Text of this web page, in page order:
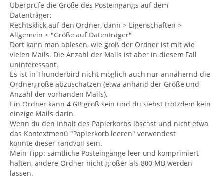
Überprüfe die Größe des Posteingangs auf dem
Datenträger:
Rechtsklick auf den Ordner, dann > Eigenschaften >
Allgemein > "Größe auf Datenträger"
Dort kann man ablesen, wie groß der Ordner ist mit wie
vielen Mails. Die Anzahl der Mails ist aber in diesem Fall
uninteressant.
Es ist in Thunderbird nicht möglich auch nur annähernd die
Ordnergröße abzuschätzen (etwa anhand der Größe und
Anzahl der vorhanden Mails).
Ein Ordner kann 4 GB groß sein und du siehst trotzdem kein
einzige Mails darin.
Wenn du den Inhalt des Papierkorbs löschst und nicht etwa
das Kontextmenü "Papierkorb leeren" verwendest
könnte dieser randvoll sein.
Mein Tipp: sämtliche Posteingänge leer und komprimiert
halten, andere Ordner nicht größer als 800 MB werden
lassen.